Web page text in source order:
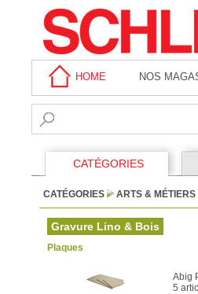
HOME NOS
CATÉGORIES
CATÉGORIES ARTS & MÉTIERS
Gravure Lino & Bois
Plaques
Abig
5